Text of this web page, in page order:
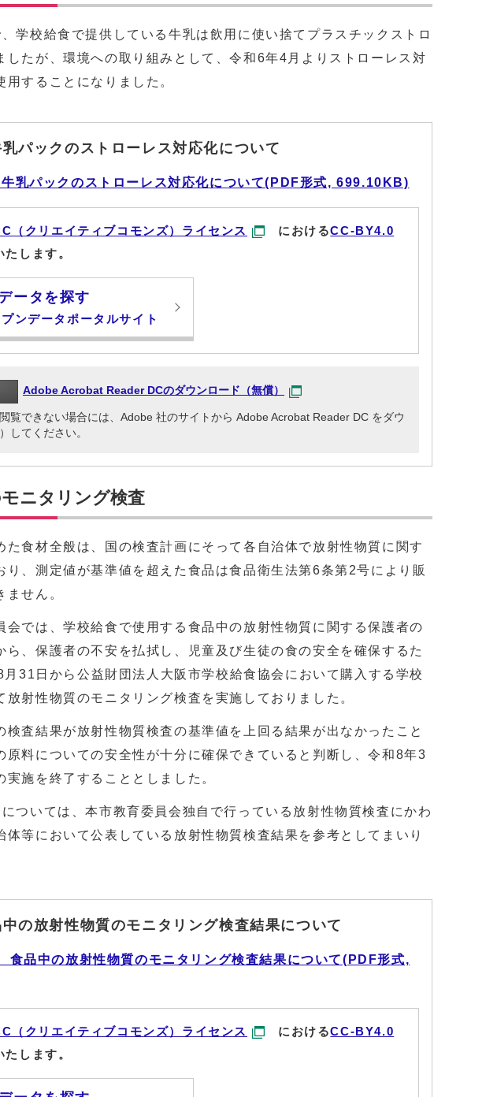
学校給食で提供している牛乳は飲用に使い捨てプラスチックストロ
したが、環境への取り組みとして、令和6年4月よりストローレス対
用することになりました。
パックのストローレス対応化について
乳パックのストローレス対応化について(PDF形式, 699.10KB)
（クリエイティブコモンズ）ライセンス におけるCC-BY4.0
します。
ータを探す
ンデータポータルサイト
Adobe Acrobat Reader DCのダウンロード（無償）
覧できない場合には、Adobe 社のサイトから Adobe Acrobat Reader DC をダウ
してください。
ニタリング検査
食材全般は、国の検査計画にそって各自治体で放射性物質に関す
り、測定値が基準値を超えた食品は食品衛生法第6条第2号により販
ません。
では、学校給食で使用する食品中の放射性物質に関する保護者の
ら、保護者の不安を払拭し、児童及び生徒の食の安全を確保するた
31日から公益財団法人大阪市学校給食協会において購入する学校
放射性物質のモニタリング検査を実施しておりました。
査結果が放射性物質検査の基準値を上回る結果が出なかったこと
原料についての安全性が十分に確保できていると判断し、令和8年3
実施を終了することとしました。
ついては、本市教育委員会独自で行っている放射性物質検査にかわ
体等において公表している放射性物質検査結果を参考としてまいり
の放射性物質のモニタリング検査結果について
品中の放射性物質のモニタリング検査結果について(PDF形式,
（クリエイティブコモンズ）ライセンス におけるCC-BY4.0
します。